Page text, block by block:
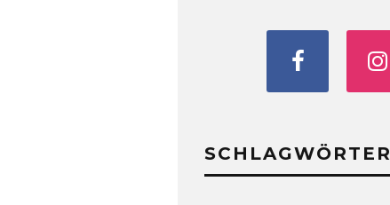
SCHLAGWÖRTER